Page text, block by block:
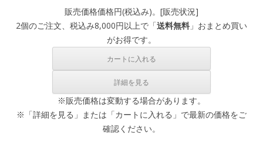
販売価格価格円(税込み)。[販売状況]
2個のご注文、税込み8,000円以上で「送料無料 」おまとめ買い
がお得です。
※販売価格は変動する場合があります。
※「詳細を見る」または「カートに入れる」で最新の価格をご
確認ください。